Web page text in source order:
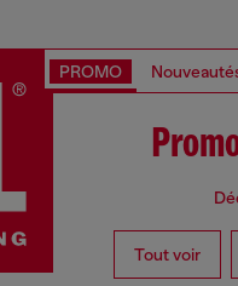
PROMO
Tout voir